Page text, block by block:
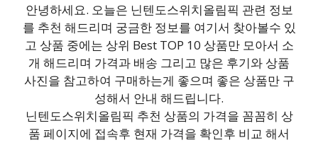
안녕하세요. 오늘은 닌텐도스위치올림픽 관련 정보
를 추천 해드리며 궁금한 정보를 여기서 찾아볼수 있
고 상품 중에는 상위 Best TOP 10 상품만 모아서 소
개 해드리며 가격과 배송 그리고 많은 후기와 상품
사진을 참고하여 구매하는게 좋으며 좋은 상품만 구
성해서 안내 해드립니다.
닌텐도스위치올림픽 추천 상품의 가격을 꼼꼼히 상
품 페이지에 접속후 현재 가격을 확인후 비교 해서